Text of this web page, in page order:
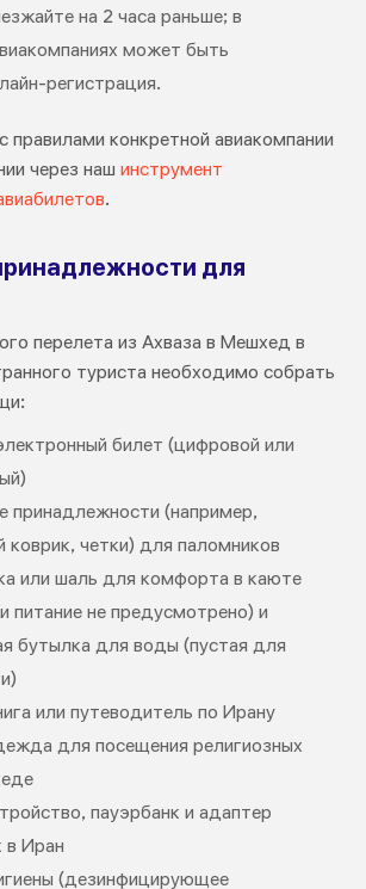
на 2 часа раньше; в
может быть
регистрация.
правилами конкретной авиакомпании
через наш инструмент
.
для
перелета из Ахваза в Мешхед в
туриста необходимо собрать
билет (цифровой или
принадлежности (например,
коврик, четки) для паломников
или шаль для комфорта в каюте
питание не предусмотрено) и
бутылка для воды (пустая для
или путеводитель по Ирану
для посещения религиозных
пауэрбанк и адаптер
в Иран
(дезинфицирующее